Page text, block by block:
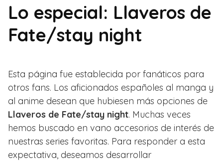
Lo especial: Llaveros de
Fate/stay night
Esta página fue establecida por fanáticos para
otros fans. Los aficionados españoles al manga y
al anime desean que hubiesen más opciones de
Llaveros de Fate/stay night. Muchas veces
hemos buscado en vano accesorios de interés de
nuestras series favoritas. Para responder a esta
expectativa, deseamos desarrollar